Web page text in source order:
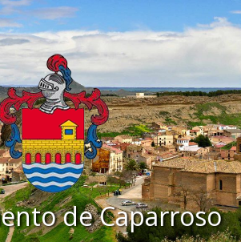
de Caparroso